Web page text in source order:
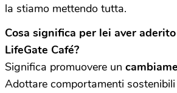
la stiamo mettendo tutta.
Cosa significa per lei aver
LifeGate Café?
Significa promuovere un
Adottare comportamenti sostenibili